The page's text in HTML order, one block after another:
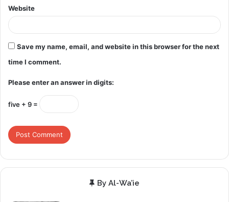
Website
Save my name, email, and website in this browser for the next
time I comment.
Please enter an answer in digits:
five + 9 =
By Al-Wa’ie